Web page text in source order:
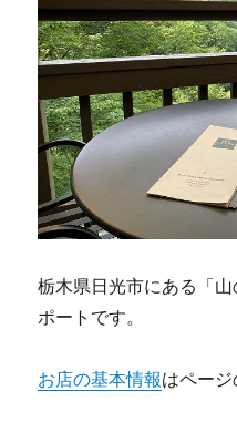
栃木県日光市にある「
ポートです。
お店の基本情報はページ